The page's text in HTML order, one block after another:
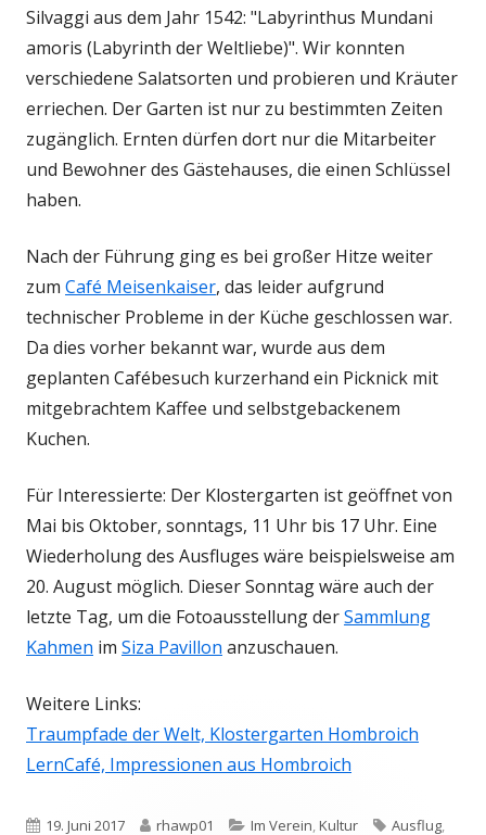
Silvaggi aus dem Jahr 1542: "Labyrinthus Mundani
amoris (Labyrinth der Weltliebe)". Wir konnten
verschiedene Salatsorten und probieren und Kräuter
erriechen. Der Garten ist nur zu bestimmten Zeiten
zugänglich. Ernten dürfen dort nur die Mitarbeiter
und Bewohner des Gästehauses, die einen Schlüssel
haben.
Nach der Führung ging es bei großer Hitze weiter
zum Café Meisenkaiser, das leider aufgrund
technischer Probleme in der Küche geschlossen war.
Da dies vorher bekannt war, wurde aus dem
geplanten Cafébesuch kurzerhand ein Picknick mit
mitgebrachtem Kaffee und selbstgebackenem
Kuchen.
Für Interessierte: Der Klostergarten ist geöffnet von
Mai bis Oktober, sonntags, 11 Uhr bis 17 Uhr. Eine
Wiederholung des Ausfluges wäre beispielsweise am
20. August möglich. Dieser Sonntag wäre auch der
letzte Tag, um die Fotoausstellung derSammlung
Kahmen im Siza Pavillon anzuschauen.
Weitere Links:
Traumpfade der Welt, Klostergarten Hombroich
LernCafé, Impressionen aus Hombroich
Veröffentlicht
19. Juni 2017 Autor
rhawp01 Kategorien
Im Verein,Kultur Schlagwörter
Ausflug,